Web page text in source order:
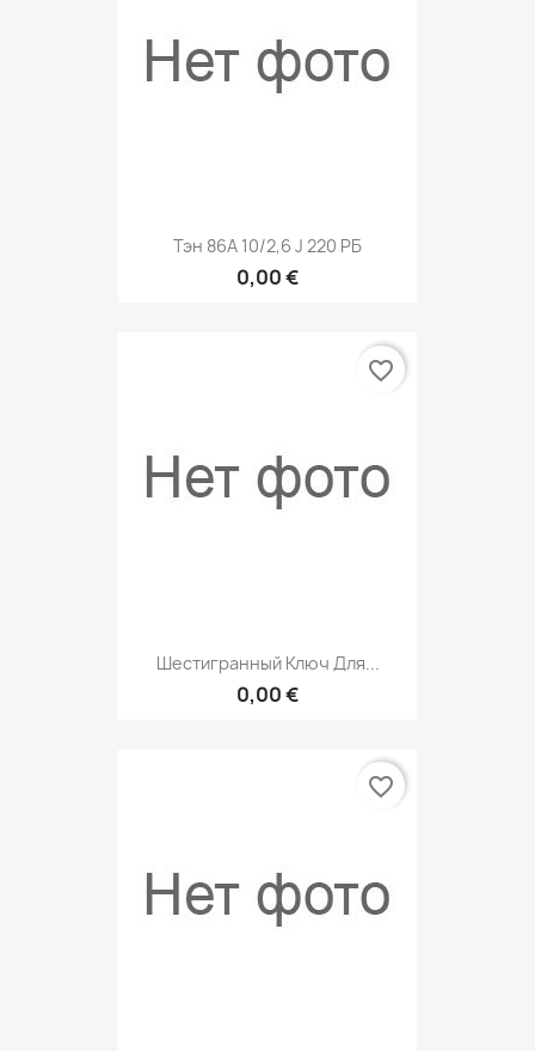
Тэн 86A 10/2,6 J 220 РБ
0,00 €
Шестигранный Ключ Для...
0,00 €
favorite_border
favorite_border